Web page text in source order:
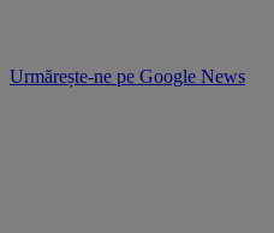
Urmărește-ne pe Google News